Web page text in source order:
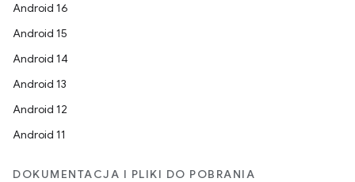
Android 16
Android 15
Android 14
Android 13
Android 12
Android 11
DOKUMENTACJA I PLIKI DO POBRANIA